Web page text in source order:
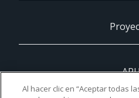
Al hacer clic en “Aceptar todas